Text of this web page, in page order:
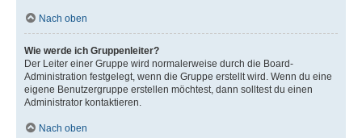
Nach oben
Wie werde ich Gruppenleiter?
Der Leiter einer Gruppe wird normalerweise durch die Board-
Administration festgelegt, wenn die Gruppe erstellt wird. Wenn du eine
eigene Benutzergruppe erstellen möchtest, dann solltest du einen
Administrator kontaktieren.
Nach oben